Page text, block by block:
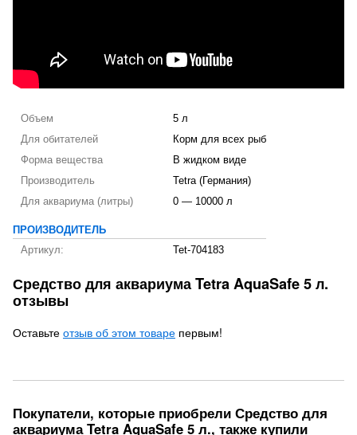
Объем
5 л
Для обитателей
Корм для всех рыб
Форма вещества
В жидком виде
Производитель
Tetra (Германия)
Для аквариума (литры)
0 — 10000 л
ПРОИЗВОДИТЕЛЬ
Артикул:
Tet-704183
Средство для аквариума Tetra AquaSafe 5 л.
отзывы
Оставьте отзыв об этом товаре первым!
Покупатели, которые приобрели Средство для
аквариума Tetra AquaSafe 5 л., также купили